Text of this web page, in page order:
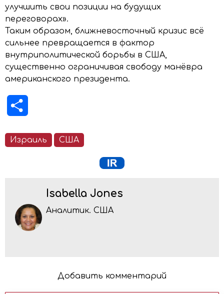
улучшить свои позиции на будущих
переговорах».
Таким образом, ближневосточный кризис всё
сильнее превращается в фактор
внутриполитической борьбы в США,
существенно ограничивая свободу манёвра
американского президента.
Израиль США
Isabella Jones
Аналитик. США
Добавить комментарий